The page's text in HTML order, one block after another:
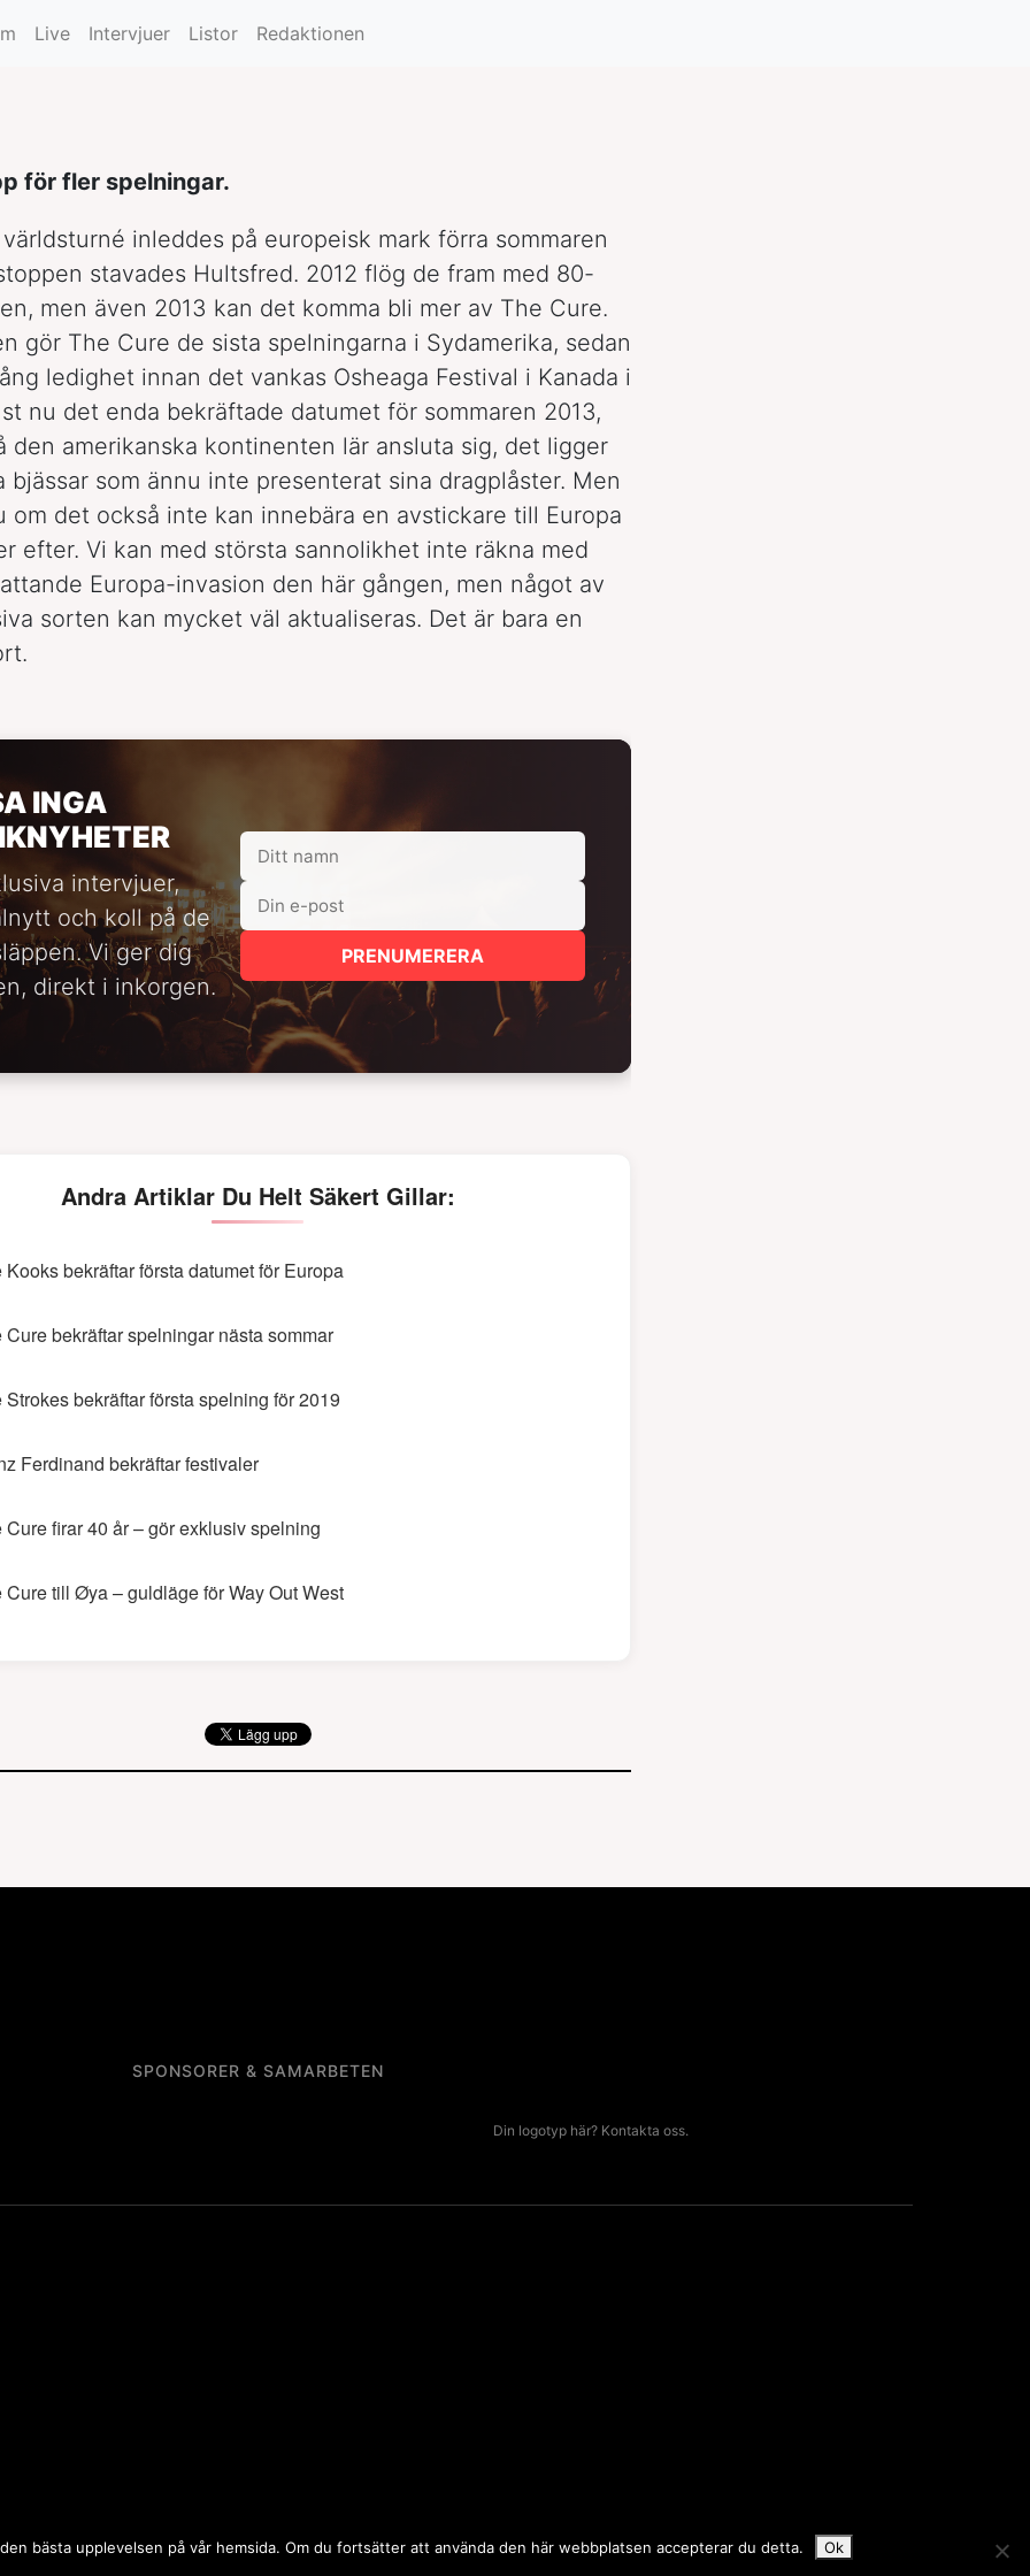
Live Intervjuer Listor Redaktionen
för fler spelningar.
inleddes på europeisk mark förra sommaren
stavades Hultsfred. 2012 flög de fram med 80-
men även 2013 kan det komma bli mer av The Cure.
gör The Cure de sista spelningarna i Sydamerika, sedan
ledighet innan det vankas Osheaga Festival i Kanada i
nu det enda bekräftade datumet för sommaren 2013,
den amerikanska kontinenten lär ansluta sig, det ligger
bjässar som ännu inte presenterat sina dragplåster. Men
om det också inte kan innebära en avstickare till Europa
efter. Vi kan med största sannolikhet inte räkna med
Europa-invasion den här gången, men något av
sorten kan mycket väl aktualiseras. Det är bara en
INGA
intervjuer,
och koll på de
Vi ger dig
direkt i inkorgen.
PRENUMERERA
Andra Artiklar Du Helt Säkert Gillar:
Kooks bekräftar första datumet för Europa
Cure bekräftar spelningar nästa sommar
Strokes bekräftar första spelning för 2019
Ferdinand bekräftar festivaler
Cure firar 40 år – gör exklusiv spelning
Cure till Øya – guldläge för Way Out West
SPONSORER & SAMARBETEN
Din logotyp här? Kontakta oss.
bästa upplevelsen på vår hemsida. Om du fortsätter att använda den här webbplatsen accepterar du detta. Ok